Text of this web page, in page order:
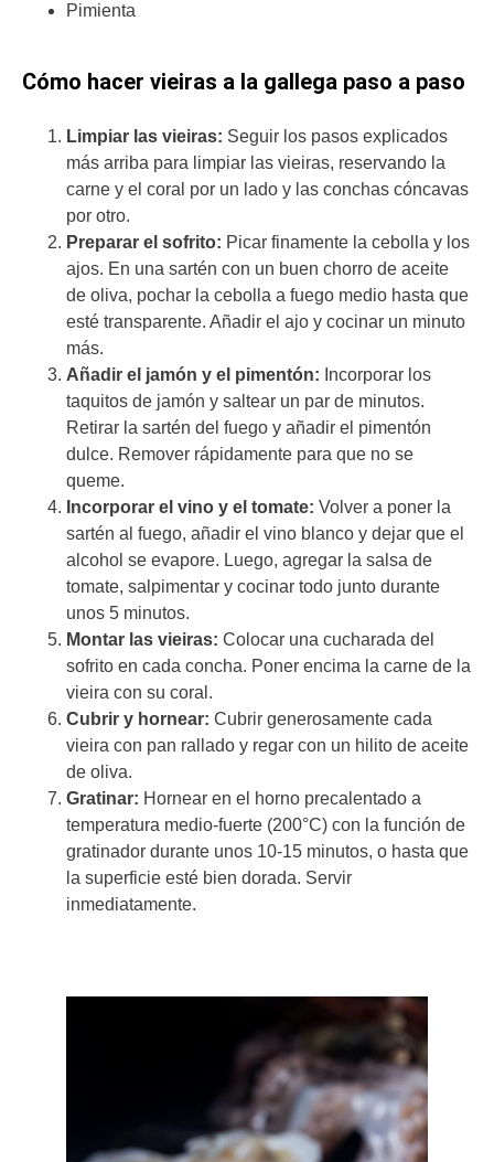
Pimienta
Cómo hacer vieiras a la gallega paso a paso
Limpiar las vieiras: Seguir los pasos explicados
más arriba para limpiar las vieiras, reservando la
carne y el coral por un lado y las conchas cóncavas
por otro.
Preparar el sofrito: Picar finamente la cebolla y los
ajos. En una sartén con un buen chorro de aceite
de oliva, pochar la cebolla a fuego medio hasta que
esté transparente. Añadir el ajo y cocinar un minuto
más.
Añadir el jamón y el pimentón: Incorporar los
taquitos de jamón y saltear un par de minutos.
Retirar la sartén del fuego y añadir el pimentón
dulce. Remover rápidamente para que no se
queme.
Incorporar el vino y el tomate: Volver a poner la
sartén al fuego, añadir el vino blanco y dejar que el
alcohol se evapore. Luego, agregar la salsa de
tomate, salpimentar y cocinar todo junto durante
unos 5 minutos.
Montar las vieiras: Colocar una cucharada del
sofrito en cada concha. Poner encima la carne de la
vieira con su coral.
Cubrir y hornear: Cubrir generosamente cada
vieira con pan rallado y regar con un hilito de aceite
de oliva.
Gratinar: Hornear en el horno precalentado a
temperatura medio-fuerte (200°C) con la función de
gratinador durante unos 10-15 minutos, o hasta que
la superficie esté bien dorada. Servir
inmediatamente.